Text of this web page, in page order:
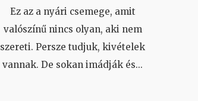
Ez az a nyári csemege, amit
valószínű nincs olyan, aki nem
szereti. Persze tudjuk, kivételek
vannak. De sokan imádják és...